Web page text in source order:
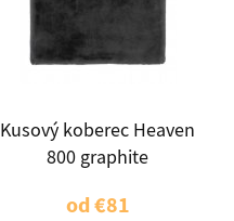
Kusový koberec Heaven
800 graphite
od€81